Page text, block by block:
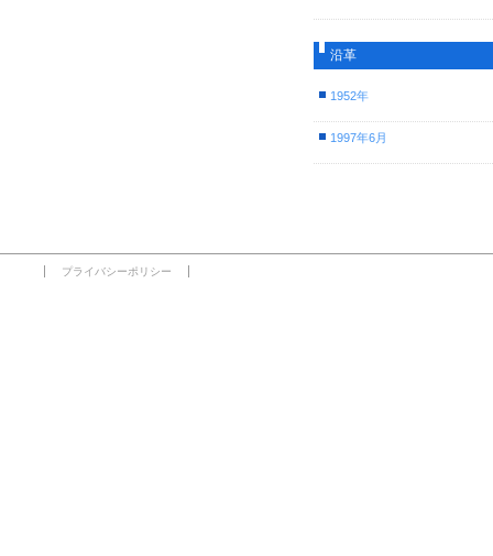
沿革
1952年
1997年6月
プライバシーポリシー